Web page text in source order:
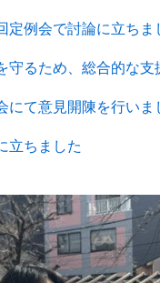
定例会で討論に立ちま
守るため、総合的な支
にて意見開陳を行いま
立ちました